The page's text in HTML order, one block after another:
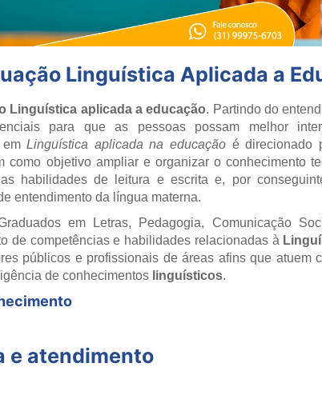
Linguística Aplicada a
Linguística aplicada a educação. Partindo do
para que as pessoas possam melhor
emLinguística aplicada na educaçãoé direcionado
como objetivo ampliar e organizar o conhecimento
habilidades de leitura e escrita e, por
entendimento da língua materna.
em Letras, Pedagogia, Comunicação
de competências e habilidades relacionadas à
públicos e profissionais de áreas afins que atuem
de conhecimentos linguísticos.
e atendimento